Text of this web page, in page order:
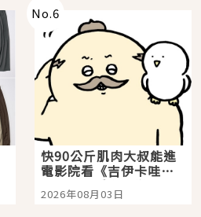
No.6
快90公斤肌肉大叔能進
電影院看《吉伊卡哇》
嗎？日本重金屬樂團
「打首」會長與nagano
2026年08月03日